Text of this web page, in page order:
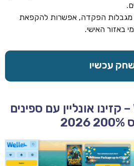
הפקדה, אפשרות להקפאת
באזור האישי.
עכשיו
WELLE CASINO – קזינו אונליין עם ספינים